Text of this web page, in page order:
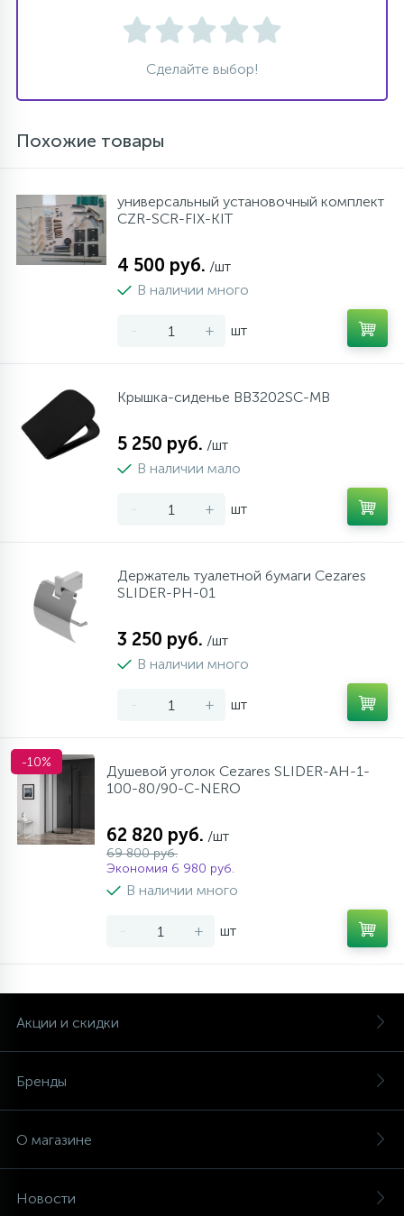
Сделайте выбор!
Похожие товары
универсальный установочный комплект
CZR-SCR-FIX-KIT
4 500 руб. /шт
В наличии много
- + шт
Крышка-сиденье BB3202SC-MB
5 250 руб. /шт
В наличии мало
- + шт
Держатель туалетной бумаги Cezares
SLIDER-PH-01
3 250 руб. /шт
В наличии много
- + шт
-10%
Душевой уголок Cezares SLIDER-AH-1-
100-80/90-C-NERO
62 820 руб. /шт
69 800 руб.
Экономия 6 980 руб.
В наличии много
- + шт
Акции и скидки
Бренды
О магазине
Новости